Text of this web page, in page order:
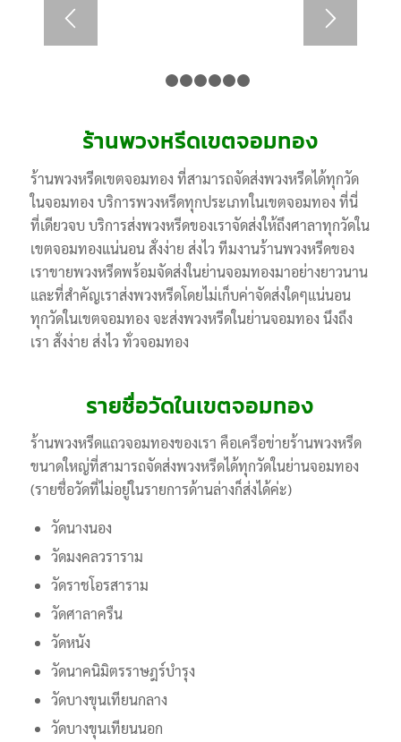
1
ร้านพวงหรีดเขตจอมทอง
ร้านพวงหรีดเขตจอมทอง ที่สามารถจัดส่งพวงหรีดได้ทุกวัด
ในจอมทอง บริการพวงหรีดทุกประเภทในเขตจอมทอง ที่นี่
ที่เดียวจบ บริการส่งพวงหรีดของเราจัดส่งให้ถึงศาลาทุกวัดใน
เขตจอมทองแน่นอน สั่งง่าย ส่งไว ทีมงานร้านพวงหรีดของ
เราขายพวงหรีดพร้อมจัดส่งในย่านจอมทองมาอย่างยาวนาน
และที่สำคัญเราส่งพวงหรีดโดยไม่เก็บค่าจัดส่งใดๆแน่นอน
ทุกวัดในเขตจอมทอง จะส่งพวงหรีดในย่านจอมทอง นึงถึง
เรา สั่งง่าย ส่งไว ทั่วจอมทอง
รายชื่อวัดในเขตจอมทอง
ร้านพวงหรีดแถวจอมทองของเรา คือเครือข่ายร้านพวงหรีด
ขนาดใหญ่ที่สามารถจัดส่งพวงหรีดได้ทุกวัดในย่านจอมทอง
(รายชื่อวัดที่ไม่อยู่ในรายการด้านล่างก็ส่งได้ค่ะ)
วัดนางนอง
วัดมงคลวราราม
วัดราชโอรสาราม
วัดศาลาครืน
วัดหนัง
วัดนาคนิมิตรราษฎร์บำรุง
วัดบางขุนเทียนกลาง
วัดบางขุนเทียนนอก